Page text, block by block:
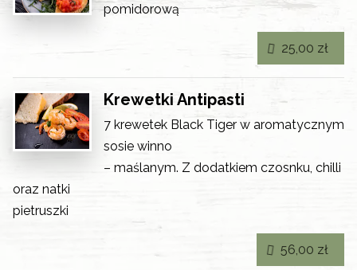
pomidorową
Krewetki Antipasti
7 krewetek Black Tiger w aromatycznym
sosie winno
– maślanym. Z dodatkiem czosnku, chilli
oraz natki
pietruszki